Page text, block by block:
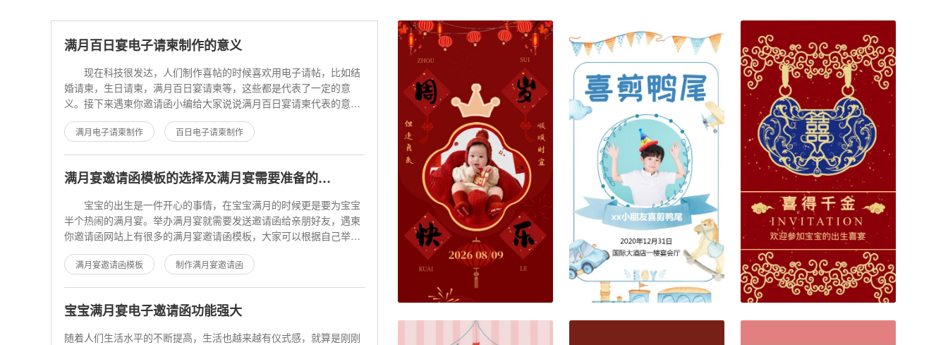
满月百日宴电子请柬制作的意义
现在科技很发达，人们制作喜帖的时候喜欢用电子请帖，比如结
婚请柬，生日请柬，满月百日宴请柬等，这些都是代表了一定的意
义。接下来遇柬你邀请函小编给大家说说满月百日宴请柬代表的意
义，一起来了解吧。 一
满月电子请柬制作 百日电子请柬制作
满月宴邀请函模板的选择及满月宴需要准备的事项
宝宝的出生是一件开心的事情，在宝宝满月的时候更是要为宝宝
半个热闹的满月宴。举办满月宴就需要发送邀请函给亲朋好友，遇柬
你邀请函网站上有很多的满月宴邀请函模板，大家可以根据自己举办
满月酒的风格及自己喜
满月宴邀请函模板 制作满月宴邀请函
宝宝满月宴电子邀请函功能强大
随着人们生活水平的不断提高，生活也越来越有仪式感，就算是刚刚